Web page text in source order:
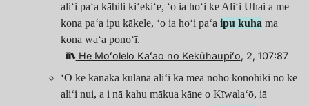
aliʻi paʻa kāhili kiʻekiʻe, ʻo ia hoʻi ke Aliʻi Uhai a me
kona paʻa ipu kākele, ʻo ia hoʻi paʻa ipu kuha ma
kona waʻa ponoʻī.
He Moʻolelo Kaʻao no Kekūhaupiʻo, 2, 107:87
ʻO ke kanaka kūlana aliʻi ka mea noho konohiki no ke
aliʻi nui, a i nā kahu mākua kāne o Kīwalaʻō, iā